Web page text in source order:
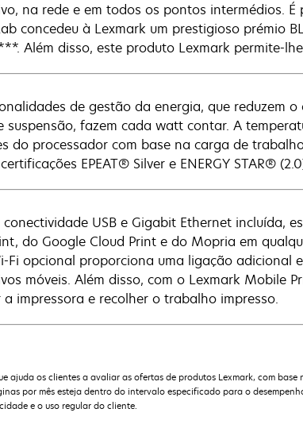
na rede e em todos os pontos intermédios.
concedeu à Lexmark um prestigioso prémio
Além disso, este produto Lexmark permite-
de gestão da energia, que reduzem
suspensão, fazem cada watt contar. A
do processador com base na carga de
EPEAT® Silver e ENERGY STAR®
USB e Gigabit Ethernet incluída,
do Google Cloud Print e do Mopria em
Fi opcional proporciona uma ligação adicional
móveis. Além disso, com o Lexmark Mobile
a impressora e recolher o trabalho impresso.
ajuda os clientes a avaliar as ofertas de produtos Lexmark, com
por mês esteja dentro do intervalo especificado para o
e o uso regular do cliente.